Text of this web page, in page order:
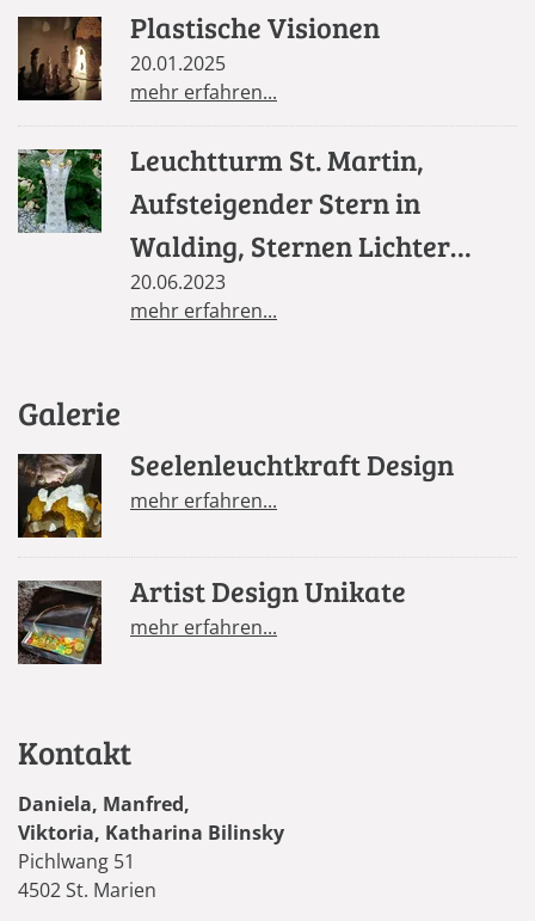
Plastische Visionen
20.01.2025
mehr erfahren...
Leuchtturm St. Martin,
Aufsteigender Stern in
Walding, Sternen Lichter
Säule in St. Florian
20.06.2023
mehr erfahren...
Galerie
Seelenleuchtkraft Design
mehr erfahren...
Artist Design Unikate
mehr erfahren...
Kontakt
Daniela, Manfred,
Viktoria, Katharina Bilinsky
Pichlwang 51
4502 St. Marien